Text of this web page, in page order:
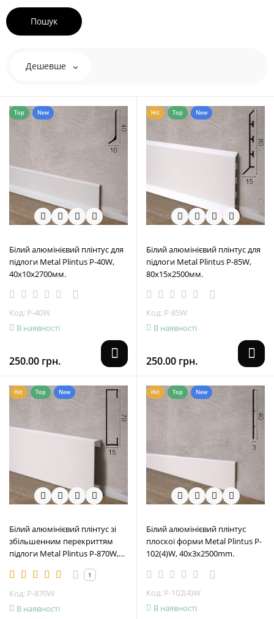
Дешевше
Top New
Білий алюмінієвий плінтус для
підлоги Metal Plintus P-40W,
40х10х2700мм.
Код: P-40W
В наявності
250.00 грн.
Hit Top New
Білий алюмінієвий плінтус для
підлоги Metal Plintus P-85W,
80х15х2500мм.
Код: P-85W
В наявності
250.00 грн.
Hit Top New
Білий алюмінієвий плінтус зі
збільшенним перекриттям
підлоги Metal Plintus P-870W,
1
Код: P-870W
В наявності
Hit Top New
Білий алюмінієвий плінтус
плоскої форми Metal Plintus P-
102(4)W, 40x3x2500mm.
Код: P-102(4)W
В наявності